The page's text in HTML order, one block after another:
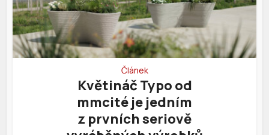
Článek
Květináč Typo od
mmcité je jedním
z prvních seriově